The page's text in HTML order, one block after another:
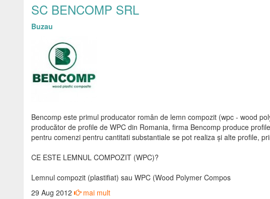
SC BENCOMP SRL
Buzau
Bencomp este primul producator român de lemn compozit (wpc - wood
producător de profile de WPC din Romania, firma Bencomp produce
pentru comenzi pentru cantitati substantiale se pot realiza şi alte profile,
CE ESTE LEMNUL COMPOZIT (WPC)?
Lemnul compozit (plastifiat) sau WPC (Wood Polymer Compos
29 Aug 2012
mai mult